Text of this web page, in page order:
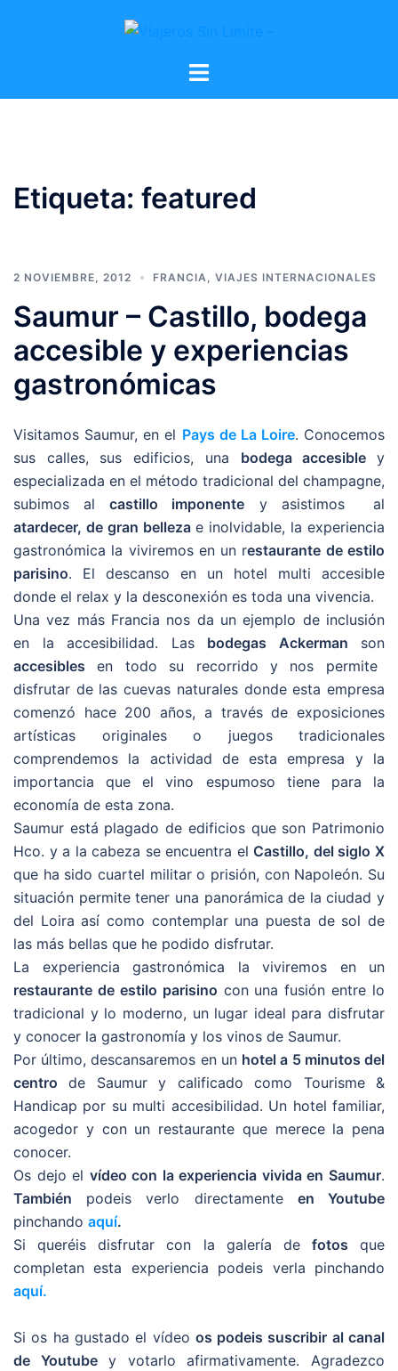
Etiqueta: featured
2 NOVIEMBRE, 2012 FRANCIA VIAJES INTERNACIONALES
Saumur – Castillo, bodega
accesible y experiencias
gastronómicas
Visitamos Saumur, en el Pays de La Loire. Conocemos
sus calles, sus edificios, una bodega accesibley
especializada en el método tradicional del champagne,
subimos alcastillo imponente y asistimos al
atardecer, de gran bellezae inolvidable, la experiencia
gastronómica la viviremos en un restaurante de estilo
parisino. El descanso en un hotel multi accesible
donde el relax y la desconexión es toda una vivencia.
Una vez más Francia nos da un ejemplo de inclusión
en la accesibilidad. Las bodegas Ackerman son
accesibles en todo su recorrido y nos permite
disfrutar de las cuevas naturales donde esta empresa
comenzó hace 200 años, a través de exposiciones
artísticas originales o juegos tradicionales
comprendemos la actividad de esta empresa y la
importancia que el vino espumoso tiene para la
economía de esta zona.
Saumur está plagado de edificios que son Patrimonio
Hco. y a la cabeza se encuentra el Castillo, del siglo X
que ha sido cuartel militar o prisión, con Napoleón. Su
situación permite tener una panorámica de la ciudad y
del Loira así como contemplar una puesta de sol de
las más bellas que he podido disfrutar.
La experiencia gastronómica la viviremos en un
restaurante de estilo parisino con una fusión entre lo
tradicional y lo moderno, un lugar ideal para disfrutar
y conocer la gastronomía y los vinos de Saumur.
Por último, descansaremos en un hotel a 5 minutos del
centro de Saumur y calificado como Tourisme &
Handicap por su multi accesibilidad. Un hotel familiar,
acogedor y con un restaurante que merece la pena
conocer.
Os dejo el vídeo con la experiencia vivida en Saumur.
También podeis verlo directamente en Youtube
pinchando aquí.
Si queréis disfrutar con la galería de fotos que
completan esta experiencia podeis verla pinchando
aquí.
Si os ha gustado el vídeo os podeis suscribir al canal
de Youtubey votarlo afirmativamente. Agradezco